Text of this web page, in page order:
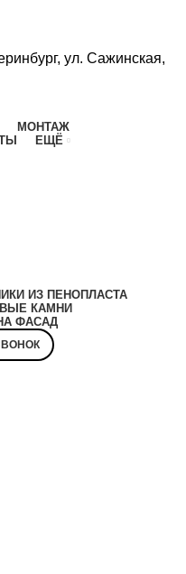
ул. Сажинская,
МОНТАЖ
ЕЩЁ
ИЗ ПЕНОПЛАСТА
КАМНИ
ФАСАД